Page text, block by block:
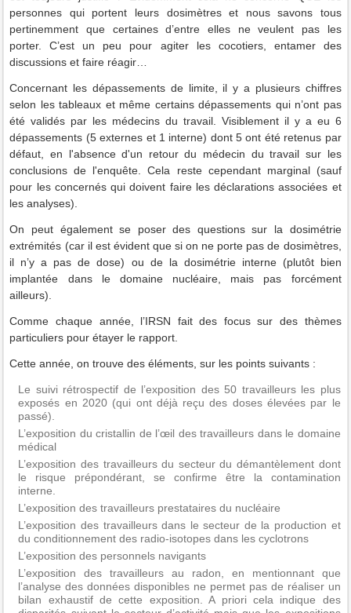
personnes qui portent leurs dosimètres et nous savons tous
pertinemment que certaines d’entre elles ne veulent pas les
porter. C’est un peu pour agiter les cocotiers, entamer des
discussions et faire réagir…
Concernant les dépassements de limite, il y a plusieurs chiffres
selon les tableaux et même certains dépassements qui n’ont pas
été validés par les médecins du travail. Visiblement il y a eu 6
dépassements (5 externes et 1 interne) dont 5 ont été retenus par
défaut, en l'absence d'un retour du médecin du travail sur les
conclusions de l'enquête. Cela reste cependant marginal (sauf
pour les concernés qui doivent faire les déclarations associées et
les analyses).
On peut également se poser des questions sur la dosimétrie
extrémités (car il est évident que si on ne porte pas de dosimètres,
il n’y a pas de dose) ou de la dosimétrie interne (plutôt bien
implantée dans le domaine nucléaire, mais pas forcément
ailleurs).
Comme chaque année, l’IRSN fait des focus sur des thèmes
particuliers pour étayer le rapport.
Cette année, on trouve des éléments, sur les points suivants :
Le suivi rétrospectif de l’exposition des 50 travailleurs les plus
exposés en 2020 (qui ont déjà reçu des doses élevées par le
passé).
L’exposition du cristallin de l’œil des travailleurs dans le domaine
médical
L’exposition des travailleurs du secteur du démantèlement dont
le risque prépondérant, se confirme être la contamination
interne.
L’exposition des travailleurs prestataires du nucléaire
L’exposition des travailleurs dans le secteur de la production et
du conditionnement des radio-isotopes dans les cyclotrons
L’exposition des personnels navigants
L’exposition des travailleurs au radon, en mentionnant que
l’analyse des données disponibles ne permet pas de réaliser un
bilan exhaustif de cette exposition. A priori cela indique des